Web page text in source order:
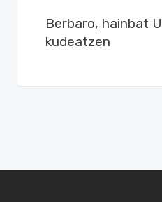
Berbaro, hainbat
kudeatzen